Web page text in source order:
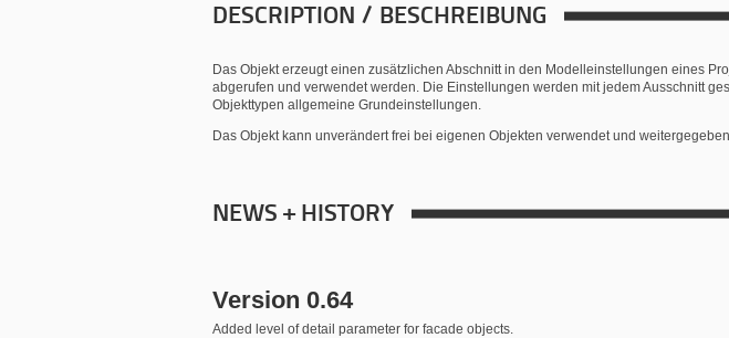
DESCRIPTION / BESCHREIBUNG
Das Objekt erzeugt einen zusätzlichen Abschnitt in den Modelleinstellungen eines
abgerufen und verwendet werden. Die Einstellungen werden mit jedem Ausschnitt
Objekttypen allgemeine Grundeinstellungen.
Das Objekt kann unverändert frei bei eigenen Objekten verwendet und
NEWS + HISTORY
Version 0.64
Added level of detail parameter for facade objects.